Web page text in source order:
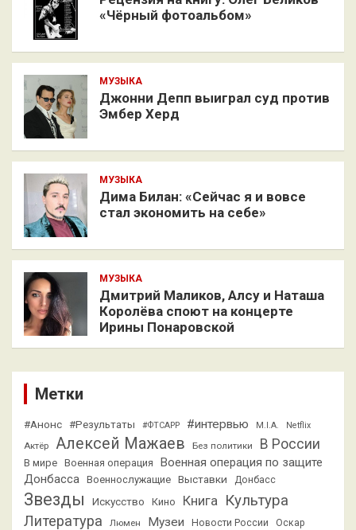
«Чёрный фотоальбом»
МУЗЫКА
Джонни Депп выиграл суд против
Эмбер Херд
МУЗЫКА
Дима Билан: «Сейчас я и вовсе
стал экономить на себе»
МУЗЫКА
Дмитрий Маликов, Алсу и Наташа
Королёва споют на концерте
Ирины Понаровской
Метки
#Анонс #Результаты #ФТСАРР #интервью M.I.A. Netflix
Актёр Алексей Мажаев Без политики В России
В мире Военная операция
Военная операция по защите
Донбасса Военнослужащие Выставки Донбасс
Звезды Искусство Кино Книга Культура
Литература Люмен Музеи Новости России Оскар